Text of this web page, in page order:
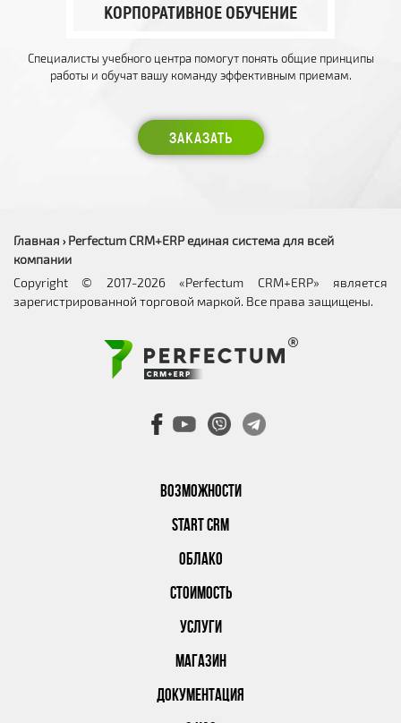
КОРПОРАТИВНОЕ ОБУЧЕНИЕ
Специалисты учебного центра помогут понять общие принципы
работы и обучат вашу команду эффективным приемам.
ЗАКАЗАТЬ
ВОЗМОЖНОСТИ
START CRM
ОБЛАКО
СТОИМОСТЬ
УСЛУГИ
МАГАЗИН
ДОКУМЕНТАЦИЯ
Главная › Perfectum CRM+ERP единая система для всей
компании
Copyright © 2017-2026 «Perfectum CRM+ERP» является
зарегистрированной торговой маркой. Все права защищены.